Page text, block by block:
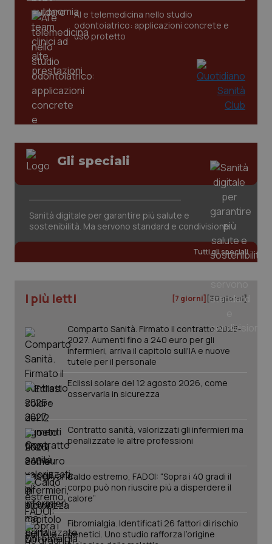
AI e telemedicina nello studio
odontoiatrico: applicazioni concrete e
uso protetto
Gli speciali
Sanità digitale per garantire più salute e
sostenibilità. Ma servono standard e condivisione
Tutti gli speciali
I più letti [7 giorni] [30 giorni]
Comparto Sanità. Firmato il contratto 2025-
2027. Aumenti fino a 240 euro per gli
infermieri, arriva il capitolo sull'IA e nuove
tutele per il personale
Eclissi solare del 12 agosto 2026, come
osservarla in sicurezza
Contratto sanità, valorizzati gli infermieri ma
penalizzate le altre professioni
Caldo estremo, FADOI: “Sopra i 40 gradi il
corpo può non riuscire più a disperdere il
calore”
Fibromialgia. Identificati 26 fattori di rischio
genetici. Uno studio rafforza l’origine
CookieScriptConsent
CookieScript
5
tracking-sites-ironfish-
tracking-enable
www.quotidianosanita.it
tracking-sites-ironfish-
session-id
_ga
Google LLC
.quotidianosanita.it